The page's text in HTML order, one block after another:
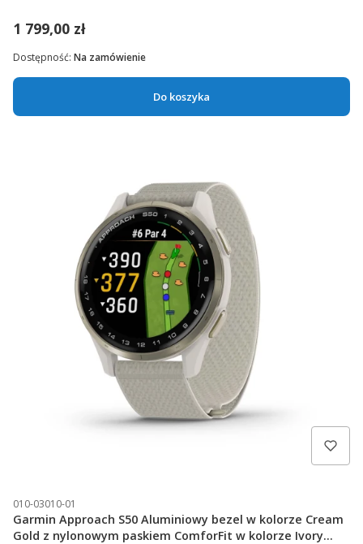
1 799,00 zł
Do koszyka
Dostępność: Na zamówienie
010-03010-01
Garmin Approach S50 Aluminiowy bezel w kolorze Cream
Gold z nylonowym paskiem ComforFit w kolorze Ivory